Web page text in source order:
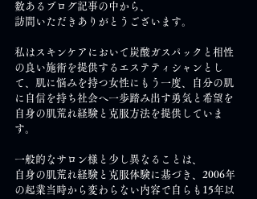
数あるブログ記事の中から、
訪問いただきありがとうございます。
私はスキンケアにおいて炭酸ガスパックと相性
の良い施術を提供するエステティシャンとし
て、肌に悩みを持つ女性にもう一度、自分の肌
に自信を持ち社会へ一歩踏み出す勇気と希望を
自身の肌荒れ経験と克服方法を提供していま
す。
一般的なサロン様と少し異なることは、
自身の肌荒れ経験と克服体験に基づき、2006年
の起業当時から変わらない内容で自らも15年以